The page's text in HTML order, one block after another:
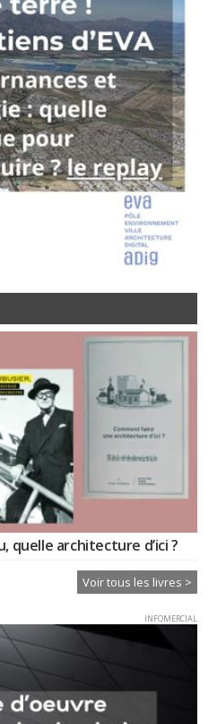
quelle architecture d’ici ?
Voir tous les livres >
INFOMERCIAL